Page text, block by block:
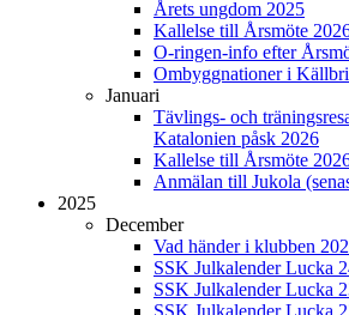
Årets ungdom 2025
Kallelse till Årsmöte
O-ringen-info efter
Ombyggnationer i
Januari
Tävlings- och
Katalonien påsk 2026
Kallelse till Årsmöte
Anmälan till Jukola
2025
December
Vad händer i klubben
SSK Julkalender Lucka
SSK Julkalender Lucka